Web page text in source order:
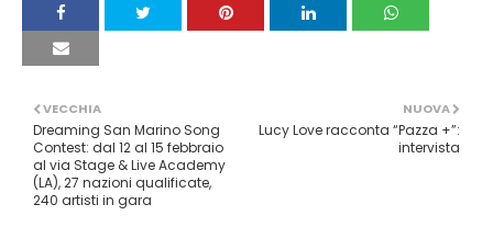
NUOVA
Lucy Love racconta “Pazza +”:
intervista
VECCHIA
Dreaming San Marino Song
Contest: dal 12 al 15 febbraio
al via Stage & Live Academy
(LA), 27 nazioni qualificate,
240 artisti in gara